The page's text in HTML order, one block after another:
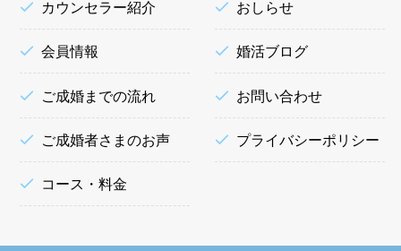
カウンセラー紹介
会員情報
ご成婚までの流れ
ご成婚者さまのお声
コース・料金
おしらせ
婚活ブログ
お問い合わせ
プライバシーポリシー